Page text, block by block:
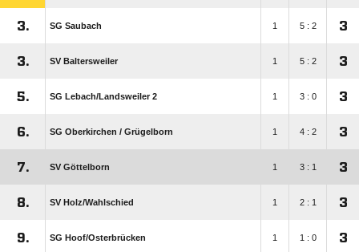
3. SG Saubach 1 5 : 2 3
3. SV Baltersweiler 1 5 : 2 3
5. SG Lebach/​Landsweiler 2 1 3 : 0 3
6. SG Oberkirchen /​ Grügelborn 1 4 : 2 3
7. SV Göttelborn 1 3 : 1 3
8. SV Holz/​Wahlschied 1 2 : 1 3
9. SG Hoof/​Osterbrücken 1 1 : 0 3